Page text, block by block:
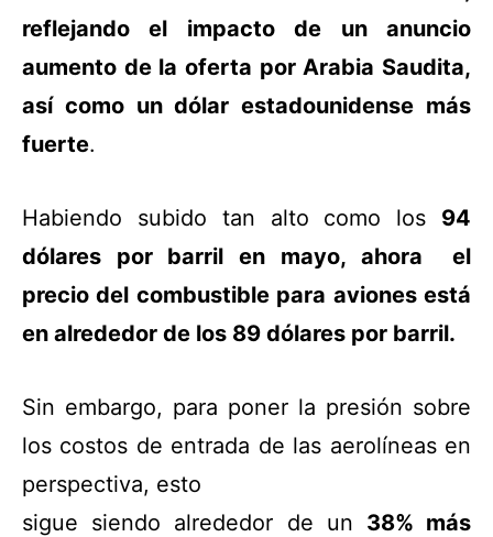
reflejando el impacto de un anuncio
aumento de la oferta por Arabia Saudita,
así como un dólar estadounidense más
fuerte.
Habiendo subido tan alto como los 94
dólares por barril en mayo, ahora el
precio del combustible para aviones está
en alrededor de los 89 dólares por barril.
Sin embargo, para poner la presión sobre
los costos de entrada de las aerolíneas en
perspectiva, esto
sigue siendo alrededor de un 38% más